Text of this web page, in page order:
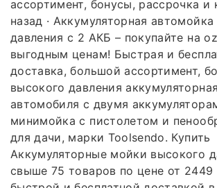
ассортимент, бонусы, рассрочка и
назад · Аккумуляторная
давления с 2 АКБ – покупайте на
выгодным ценам! Быстрая и
доставка, большой ассортимент,
высокого давления
автомобиля с двумя
минимойка с пистолетом и
для дачи, марки Toolsendo. Купить
Аккумуляторные мойки высокого
свыше 75 товаров по цене от 2449